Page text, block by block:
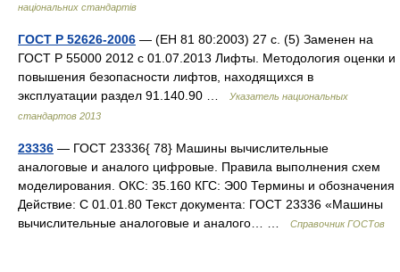
національних стандартів
ГОСТ Р 52626-2006 — (ЕН 81 80:2003) 27 с. (5) Заменен на
ГОСТ Р 55000 2012 c 01.07.2013 Лифты. Методология оценки и
повышения безопасности лифтов, находящихся в
эксплуатации раздел 91.140.90 …
Указатель национальных
стандартов 2013
23336 — ГОСТ 23336{ 78} Машины вычислительные
аналоговые и аналого цифровые. Правила выполнения схем
моделирования. ОКС: 35.160 КГС: Э00 Термины и обозначения
Действие: С 01.01.80 Текст документа: ГОСТ 23336 «Машины
вычислительные аналоговые и аналого… …
Справочник ГОСТов